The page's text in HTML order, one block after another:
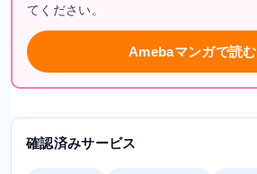
てください。
Amebaマンガで読む
確認済みサービス